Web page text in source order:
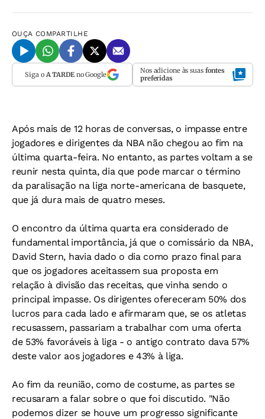
OUÇA COMPARTILHE
Siga o A TARDEno Google Nos adicione às suas fontes
preferidas
Após mais de 12 horas de conversas, o impasse entre
jogadores e dirigentes da NBA não chegou ao fim na
última quarta-feira. No entanto, as partes voltam a se
reunir nesta quinta, dia que pode marcar o término
da paralisação na liga norte-americana de basquete,
que já dura mais de quatro meses.
O encontro da última quarta era considerado de
fundamental importância, já que o comissário da NBA,
David Stern, havia dado o dia como prazo final para
que os jogadores aceitassem sua proposta em
relação à divisão das receitas, que vinha sendo o
principal impasse. Os dirigentes ofereceram 50% dos
lucros para cada lado e afirmaram que, se os atletas
recusassem, passariam a trabalhar com uma oferta
de 53% favoráveis à liga - o antigo contrato dava 57%
deste valor aos jogadores e 43% à liga.
Ao fim da reunião, como de costume, as partes se
recusaram a falar sobre o que foi discutido. "Não
podemos dizer se houve um progresso significante